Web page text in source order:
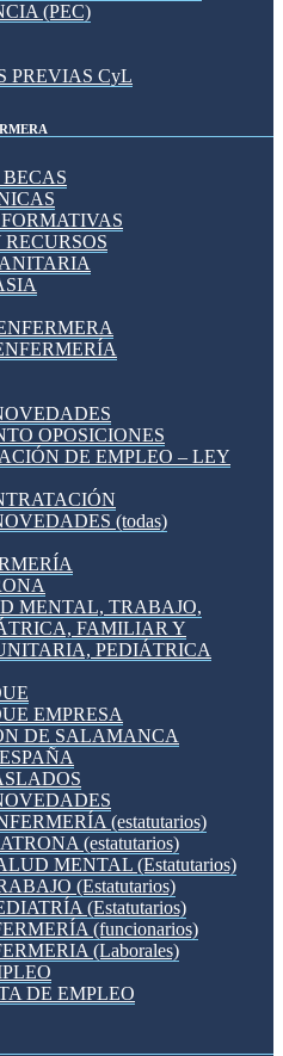
(PEC)
PREVIAS CyL
OPOSICIONES
DE EMPLEO – LEY
(todas)
MENTAL, TRABAJO,
FAMILIAR Y
PEDIÁTRICA
EMPRESA
DE SALAMANCA
(estatutarios)
(estatutarios)
MENTAL (Estatutarios)
(Estatutarios)
(Estatutarios)
(funcionarios)
(Laborales)
DE EMPLEO